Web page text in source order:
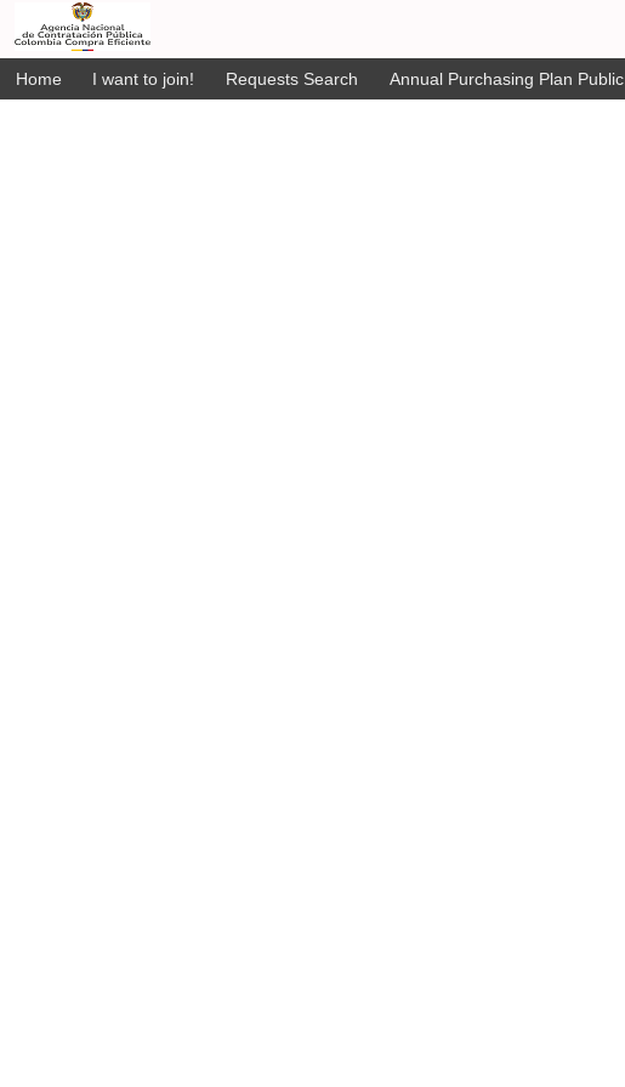
Home I want to join! Requests Search Annual Purchasing Plan Public